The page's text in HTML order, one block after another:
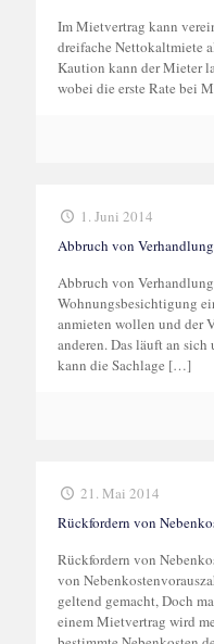
Im Mietvertrag kann
dreifache Nettokaltmiete
Kaution kann der Mieter
wobei die erste Rate bei
1. Juni 2014
Abbruch von
Abbruch von
Wohnungsbesichtigung
anmieten wollen und der
anderen. Das läuft an sich
kann die Sachlage […]
21. Mai 2014
Rückfordern von
Rückfordern von
von
geltend gemacht, Doch
einem Mietvertrag wird